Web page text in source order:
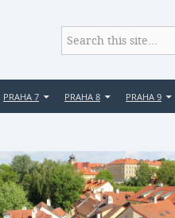
PRAHA 7 PRAHA 8 PRAHA 9